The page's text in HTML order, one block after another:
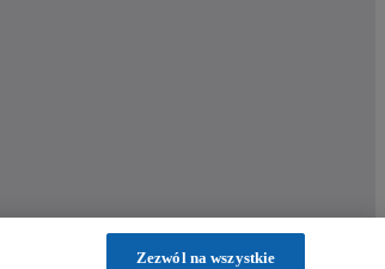
Zezwól na wszystkie